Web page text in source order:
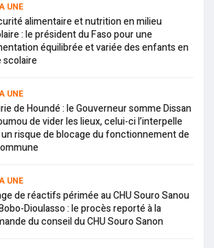
UNE
alimentaire et nutrition en milieu
: le président du Faso pour une
équilibrée et variée des enfants en
scolaire
UNE
de Houndé : le Gouverneur somme Dissan
de vider les lieux, celui-ci l’interpelle
risque de blocage du fonctionnement de
UNE
de réactifs périmée au CHU Souro Sanou
Dioulasso : le procès reporté à la
du conseil du CHU Souro Sanon